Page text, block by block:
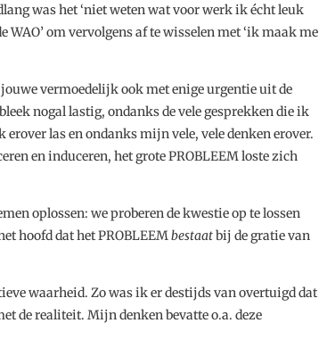
was het ‘niet weten wat voor werk ik écht leuk
WAO’ om vervolgens af te wisselen met ‘ik maak me
vermoedelijk ook met enige urgentie uit de
nogal lastig, ondanks de vele gesprekken die ik
las en ondanks mijn vele, vele denken erover.
en induceren, het grote PROBLEEM loste zich
oplossen: we proberen de kwestie op te lossen
hoofd dat het PROBLEEMbestaatbij de gratie van
waarheid. Zo was ik er destijds van overtuigd dat
de realiteit. Mijn denken bevatte o.a. deze